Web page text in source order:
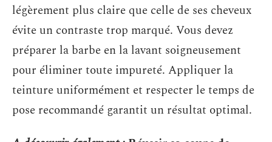
légèrement plus claire que celle de ses cheveux
évite un contraste trop marqué. Vous devez
préparer la barbe en la lavant soigneusement
pour éliminer toute impureté. Appliquer la
teinture uniformément et respecter le temps de
pose recommandé garantit un résultat optimal.